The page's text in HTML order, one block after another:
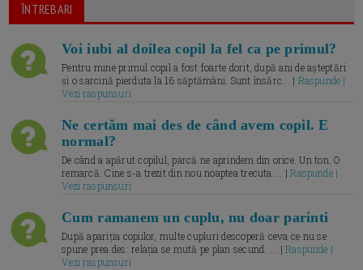
ÎNTREBARI
Voi iubi al doilea copil la fel ca pe primul?
Pentru mine primul copil a fost foarte dorit, după ani de așteptări
și o sarcină pierduta la 16 săptămâni. Sunt însărc... | Raspunde |
Vezi raspunsuri
Ne certăm mai des de când avem copil. E
normal?
De când a apărut copilul, parcă ne aprindem din orice. Un ton. O
remarcă. Cine s-a trezit din nou noaptea trecuta.... |Raspunde |
Vezi raspunsuri
Cum ramanem un cuplu, nu doar parinti
După apariția copiilor, multe cupluri descoperă ceva ce nu se
spune prea des: relația se mută pe plan secund. ... |Raspunde |
Vezi raspunsuri